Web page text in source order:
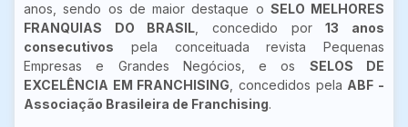
anos, sendo os de maior destaque o SELO MELHORES
FRANQUIAS DO BRASIL, concedido por13 anos
consecutivos pela conceituada revista Pequenas
Empresas e Grandes Negócios, e os SELOS DE
EXCELÊNCIA EM FRANCHISING, concedidos pela ABF -
Associação Brasileira de Franchising.